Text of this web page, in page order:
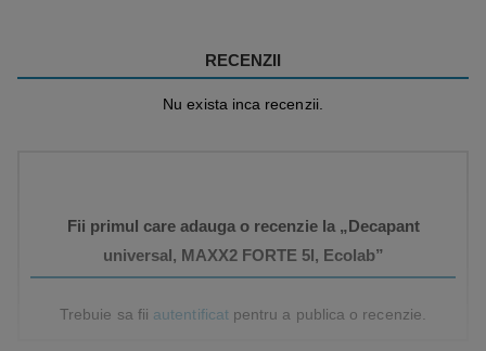
RECENZII
Nu exista inca recenzii.
Fii primul care adauga o recenzie la „Decapant
universal, MAXX2 FORTE 5l, Ecolab”
Trebuie sa fii autentificatpentru a publica o recenzie.